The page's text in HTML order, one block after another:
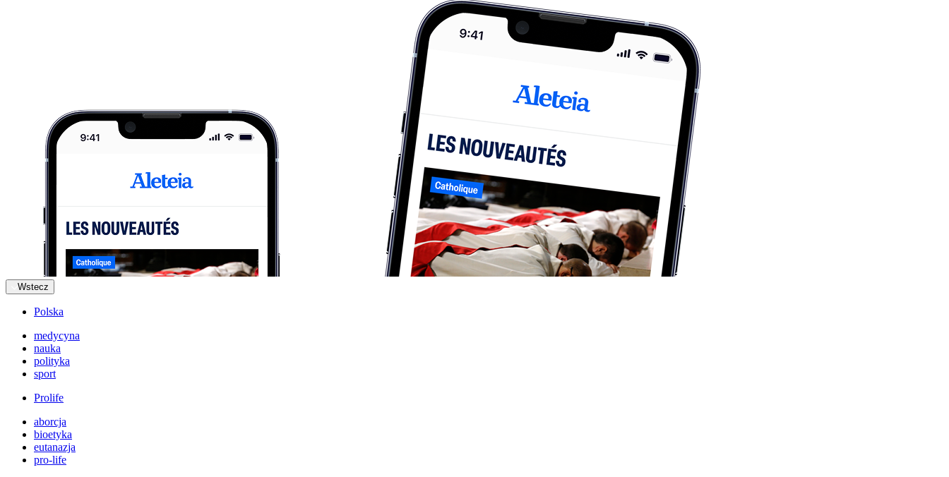
Wstecz
Polska
medycyna
nauka
polityka
sport
Prolife
aborcja
bioetyka
eutanazja
pro-life